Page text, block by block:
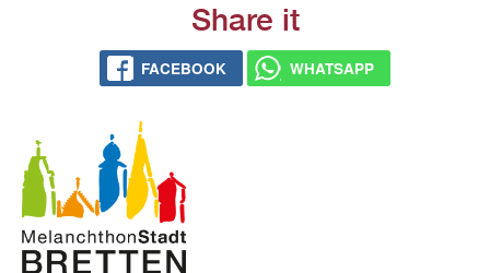
Share it
FACEBOOK WHATSAPP